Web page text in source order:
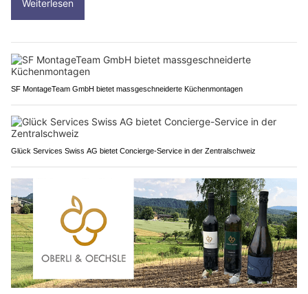
Weiterlesen
SF MontageTeam GmbH bietet massgeschneiderte Küchenmontagen
Glück Services Swiss AG bietet Concierge-Service in der Zentralschweiz